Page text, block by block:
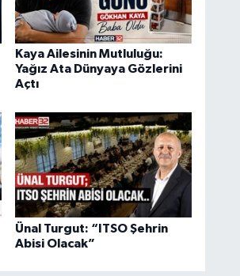
Kaya Ailesinin Mutluluğu:
Yağız Ata Dünyaya Gözlerini
Açtı
Ünal Turgut: “ITSO Şehrin
Abisi Olacak”